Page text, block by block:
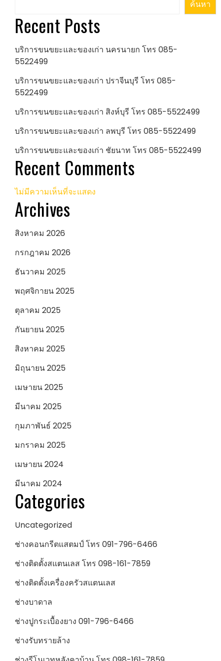
ค้นหา
Recent Posts
บริการขนขยะและของเก่า นครนายก โทร 085-
5522499
บริการขนขยะและของเก่า ปราจีนบุรี โทร 085-
5522499
บริการขนขยะและของเก่า สิงห์บุรี โทร 085-5522499
บริการขนขยะและของเก่า ลพบุรี โทร 085-5522499
บริการขนขยะและของเก่า ชัยนาท โทร 085-5522499
Recent Comments
ไม่มีความเห็นที่จะแสดง
Archives
สิงหาคม 2026
กรกฎาคม 2026
ธันวาคม 2025
พฤศจิกายน 2025
ตุลาคม 2025
กันยายน 2025
สิงหาคม 2025
มิถุนายน 2025
เมษายน 2025
มีนาคม 2025
กุมภาพันธ์ 2025
มกราคม 2025
เมษายน 2024
มีนาคม 2024
Categories
Uncategorized
ช่างคอนกรีตแสตมป์ โทร 091-796-6466
ช่างติดตั้งสแตนเลส โทร 098-161-7859
ช่างติดตั้งเครื่องครัวสแตนเลส
ช่างบาดาล
ช่างปูกระเบื้องยาง 091-796-6466
ช่างรับทรายล้าง